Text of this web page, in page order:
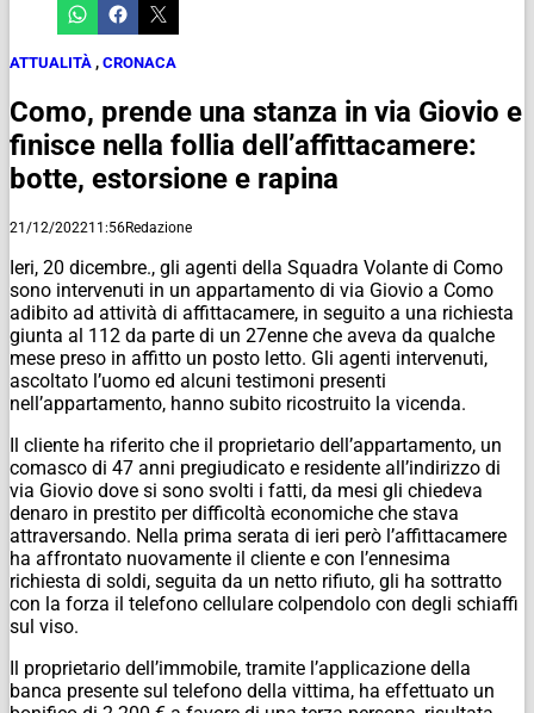
ATTUALITÀ , CRONACA
Como, prende una stanza in via Giovio e
finisce nella follia dell’affittacamere:
botte, estorsione e rapina
21/12/202211:56Redazione
Ieri, 20 dicembre., gli agenti della Squadra Volante di Como
sono intervenuti in un appartamento di via Giovio a Como
adibito ad attività di affittacamere, in seguito a una richiesta
giunta al 112 da parte di un 27enne che aveva da qualche
mese preso in affitto un posto letto. Gli agenti intervenuti,
ascoltato l’uomo ed alcuni testimoni presenti
nell’appartamento, hanno subito ricostruito la vicenda.
Il cliente ha riferito che il proprietario dell’appartamento, un
comasco di 47 anni pregiudicato e residente all’indirizzo di
via Giovio dove si sono svolti i fatti, da mesi gli chiedeva
denaro in prestito per difficoltà economiche che stava
attraversando. Nella prima serata di ieri però l’affittacamere
ha affrontato nuovamente il cliente e con l’ennesima
richiesta di soldi, seguita da un netto rifiuto, gli ha sottratto
con la forza il telefono cellulare colpendolo con degli schiaffi
sul viso.
Il proprietario dell’immobile, tramite l’applicazione della
banca presente sul telefono della vittima, ha effettuato un